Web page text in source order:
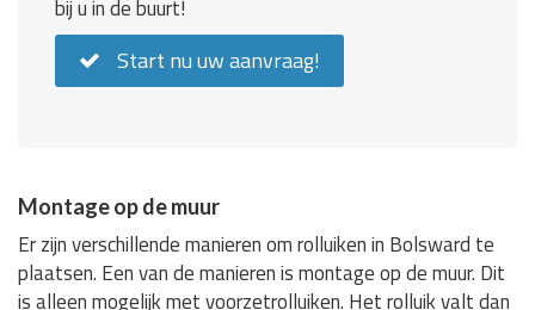
bij u in de buurt!
Start nu uw aanvraag!
Montage op de muur
Er zijn verschillende manieren om rolluiken in Bolsward te
plaatsen. Een van de manieren is montage op de muur. Dit
is alleen mogelijk met voorzetrolluiken. Het rolluik valt dan